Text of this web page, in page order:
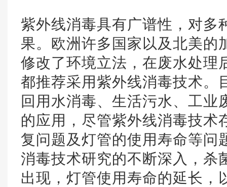
紫外线消毒具有广谱性，对多
果。欧洲许多国家以及北美的
修改了环境立法，在废水处理
都推荐采用紫外线消毒技术。
回用水消毒、生活污水、工业
的应用，尽管紫外线消毒技术
复问题及灯管的使用寿命等问
消毒技术研究的不断深入，杀
出现，灯管使用寿命的延长，